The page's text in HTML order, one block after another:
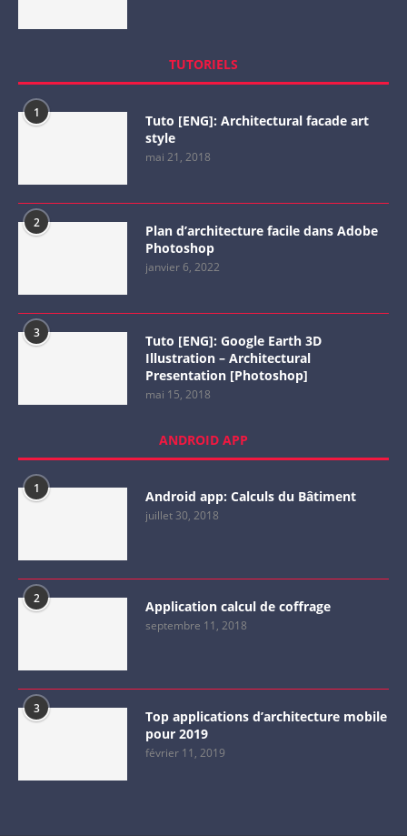
TUTORIELS
1
Tuto [ENG]: Architectural facade art
style
mai 21, 2018
2
Plan d’architecture facile dans Adobe
Photoshop
janvier 6, 2022
3
Tuto [ENG]: Google Earth 3D
Illustration – Architectural
Presentation [Photoshop]
mai 15, 2018
ANDROID APP
1 Android app: Calculs du Bâtiment
juillet 30, 2018
2 Application calcul de coffrage
septembre 11, 2018
3
Top applications d’architecture mobile
pour 2019
février 11, 2019